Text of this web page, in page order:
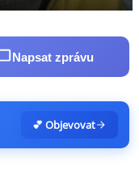
Napsat zprávu
💕 Objevovat